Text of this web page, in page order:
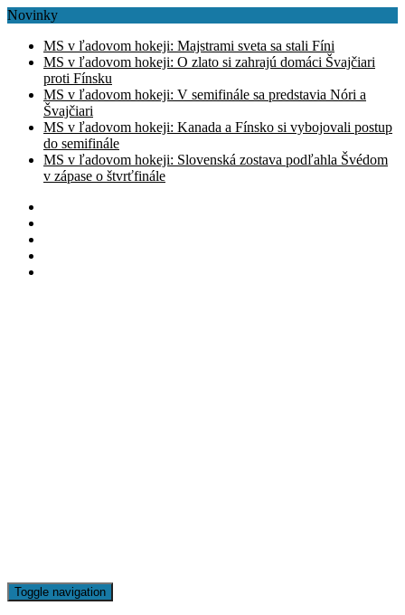
Novinky
MS v ľadovom hokeji: Majstrami sveta sa stali Fíni
MS v ľadovom hokeji: O zlato si zahrajú domáci Švajčiari
proti Fínsku
MS v ľadovom hokeji: V semifinále sa predstavia Nóri a
Švajčiari
MS v ľadovom hokeji: Kanada a Fínsko si vybojovali postup
do semifinále
MS v ľadovom hokeji: Slovenská zostava podľahla Švédom
v zápase o štvrťfinále
Toggle navigation